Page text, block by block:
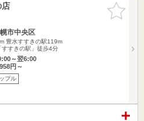
お気に入
りに追加
店
市中央区
豊水すすきの駅119m
すすきの駅」徒歩4分
～翌6:00
円～
プル